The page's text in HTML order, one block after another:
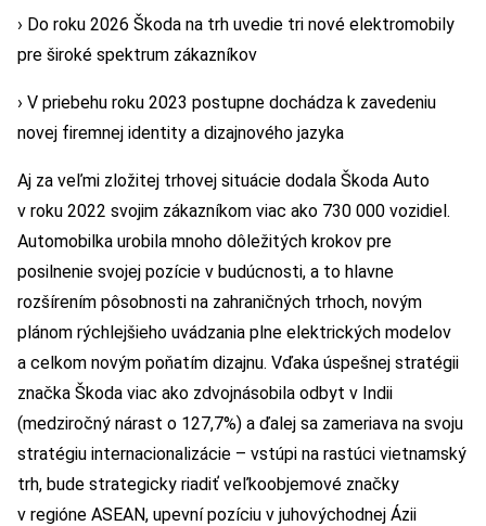
› Do roku 2026 Škoda na trh uvedie tri nové elektromobily
pre široké spektrum zákazníkov
› V priebehu roku 2023 postupne dochádza k zavedeniu
novej firemnej identity a dizajnového jazyka
Aj za veľmi zložitej trhovej situácie dodala Škoda Auto
v roku 2022 svojim zákazníkom viac ako 730 000 vozidiel.
Automobilka urobila mnoho dôležitých krokov pre
posilnenie svojej pozície v budúcnosti, a to hlavne
rozšírením pôsobnosti na zahraničných trhoch, novým
plánom rýchlejšieho uvádzania plne elektrických modelov
a celkom novým poňatím dizajnu. Vďaka úspešnej stratégii
značka Škoda viac ako zdvojnásobila odbyt v Indii
(medziročný nárast o 127,7%) a ďalej sa zameriava na svoju
stratégiu internacionalizácie – vstúpi na rastúci vietnamský
trh, bude strategicky riadiť veľkoobjemové značky
v regióne ASEAN, upevní pozíciu v juhovýchodnej Ázii